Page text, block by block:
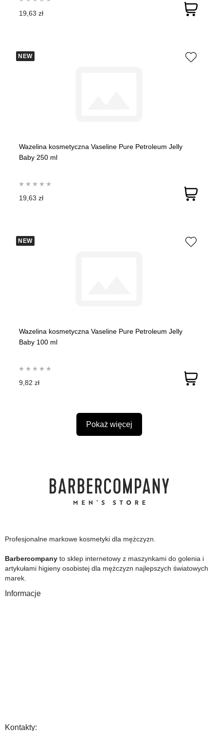
19,63 zł
NEW
Wazelina kosmetyczna Vaseline Pure Petroleum Jelly
Baby 250 ml
19,63 zł
NEW
Wazelina kosmetyczna Vaseline Pure Petroleum Jelly
Baby 100 ml
9,82 zł
Pokaż więcej
Profesjonalne markowe kosmetyki dla mężczyzn.
Barbercompany to sklep internetowy z maszynkami do golenia i
artykułami higieny osobistej dla mężczyzn najlepszych światowych
marek.
Informacje
Kontakty: